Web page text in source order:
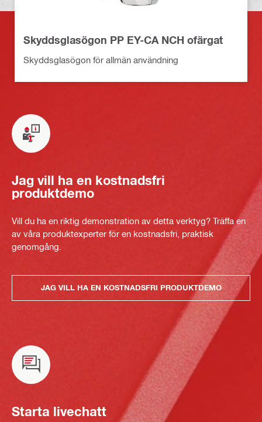
Skyddsglasögon PP EY-CA NCH ofärgat
Skyddsglasögon för allmän användning
Jag vill ha en kostnadsfri
produktdemo
Vill du ha en riktig demonstration av detta verktyg? Träffa en
av våra produktexperter för en kostnadsfri, praktisk
genomgång.
JAG VILL HA EN KOSTNADSFRI PRODUKTDEMO
Starta livechatt